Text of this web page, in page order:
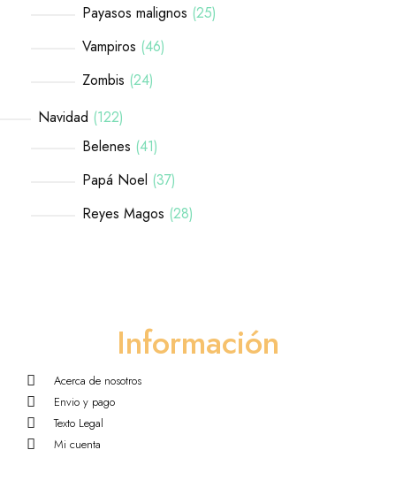
Payasos malignos 25
Vampiros 46
Zombis 24
Navidad 122
Belenes 41
Papá Noel 37
Reyes Magos 28
Información
Acerca de nosotros
Envio y pago
Texto Legal
Mi cuenta